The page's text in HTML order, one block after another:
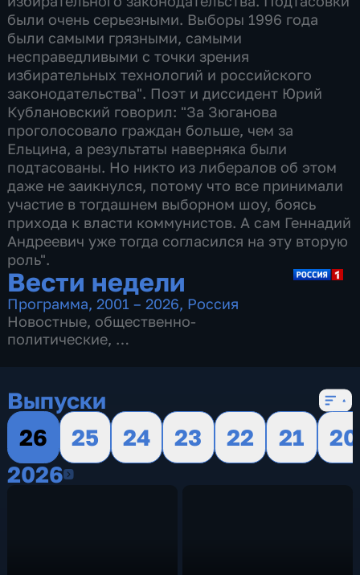
были очень серьезными. Выборы 1996 года
были самыми грязными, самыми
несправедливыми с точки зрения
избирательных технологий и российского
законодательства". Поэт и диссидент Юрий
Кублановский говорил: "За Зюганова
проголосовало граждан больше, чем за
Ельцина, а результаты наверняка были
подтасованы. Но никто из либералов об этом
даже не заикнулся, потому что все принимали
участие в тогдашнем выборном шоу, боясь
прихода к власти коммунистов. А сам Геннадий
Андреевич уже тогда согласился на эту вторую
роль".
Вести недели
Программа,2001 – 2026, Россия
Новостные, общественно-
политические,
Выпуски
26
25 24 23 22 21
20
20262026